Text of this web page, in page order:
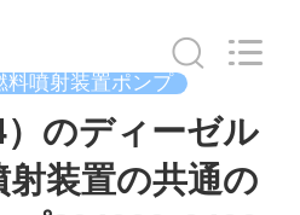
料噴射装置ポンプ
のディーゼル
装置の共通の